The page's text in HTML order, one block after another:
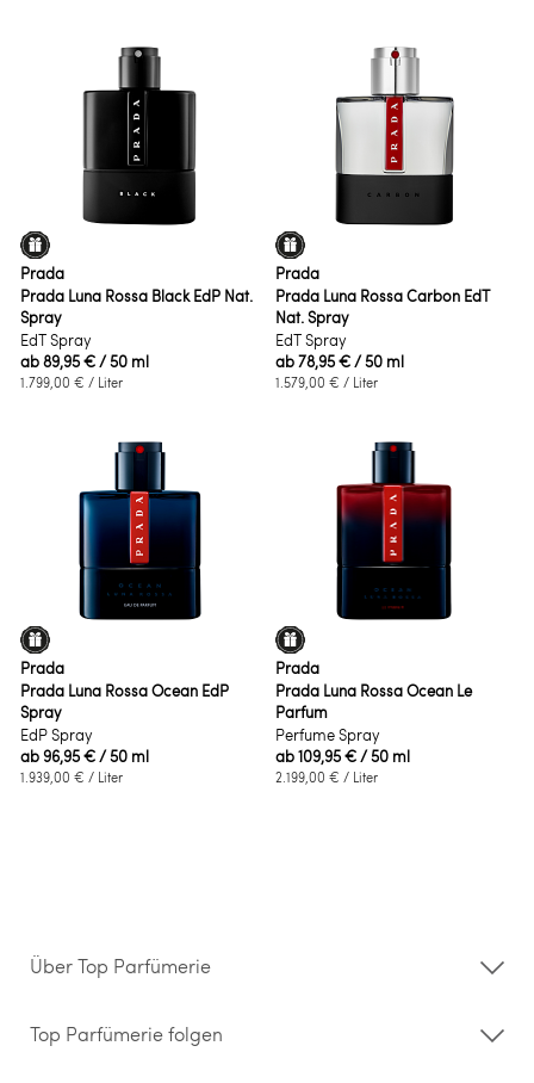
Prada
Prada Luna Rossa Black EdP Nat.
Spray
EdT Spray
ab89,95 €/ 50 ml
1.799,00 € / Liter
Prada
Prada Luna Rossa Carbon EdT
Nat. Spray
EdT Spray
ab78,95 €/ 50 ml
1.579,00 € / Liter
Prada
Prada Luna Rossa Ocean EdP
Spray
EdP Spray
ab96,95 €/ 50 ml
1.939,00 € / Liter
Prada
Prada Luna Rossa Ocean Le
Parfum
Perfume Spray
ab109,95 €/ 50 ml
2.199,00 € / Liter
Über Top Parfümerie
Storefinder
Kontakt
Top Parfümerie folgen